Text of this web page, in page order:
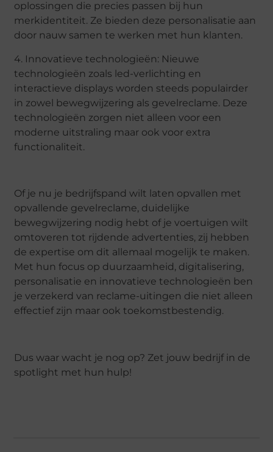
oplossingen die precies passen bij hun
merkidentiteit. Ze bieden deze personalisatie aan
door nauw samen te werken met hun klanten.
4. Innovatieve technologieën: Nieuwe
technologieën zoals led-verlichting en
interactieve displays worden steeds populairder
in zowel bewegwijzering als gevelreclame. Deze
technologieën zorgen niet alleen voor een
moderne uitstraling maar ook voor extra
functionaliteit.
Of je nu je bedrijfspand wilt laten opvallen met
opvallende gevelreclame, duidelijke
bewegwijzering nodig hebt of je voertuigen wilt
omtoveren tot rijdende advertenties, zij hebben
de expertise om dit allemaal mogelijk te maken.
Met hun focus op duurzaamheid, digitalisering,
personalisatie en innovatieve technologieën ben
je verzekerd van reclame-uitingen die niet alleen
effectief zijn maar ook toekomstbestendig.
Dus waar wacht je nog op? Zet jouw bedrijf in de
spotlight met hun hulp!